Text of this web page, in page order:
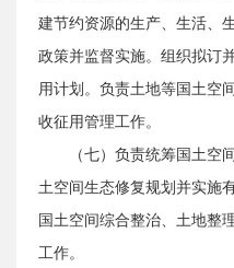
建节约资源的生产、生活、
政策并监督实施。组织拟订
用计划。负责土地等国土空
收征用管理工作。
（七）负责统筹国土空
土空间生态修复规划并实施
国土空间综合整治、土地整
工作。